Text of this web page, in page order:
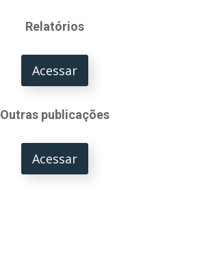
Relatórios
Acessar
Outras publicações
Acessar